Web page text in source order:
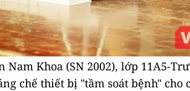
Khoa (SN 2002), lớp 11A5-
chế thiết bị "tầm soát bệnh" cho